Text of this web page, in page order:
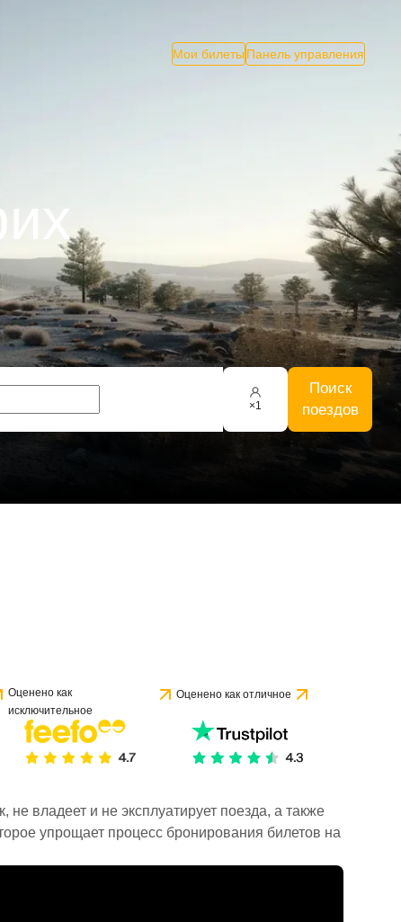
Мои билеты Панель управления
×1
Поиск
поездов
Оценено как
исключительное
Оценено как отличное
владеет и не эксплуатирует поезда, а также
упрощает процесс бронирования билетов на